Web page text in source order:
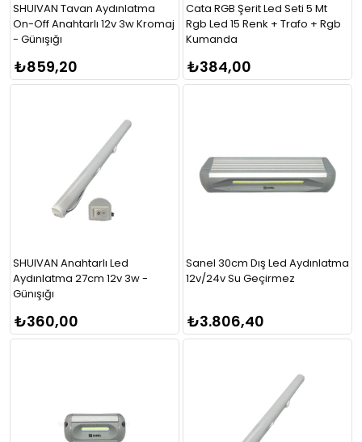
SHUIVAN Tavan Aydınlatma
On-Off Anahtarlı 12v 3w Kromaj
- Günışığı
₺859,20
Cata RGB Şerit Led Seti 5 Mt
Rgb Led 15 Renk + Trafo + Rgb
Kumanda
₺384,00
SHUIVAN Anahtarlı Led
Aydınlatma 27cm 12v 3w -
Günışığı
₺360,00
Sanel 30cm Dış Led Aydınlatma
12v/24v Su Geçirmez
₺3.806,40